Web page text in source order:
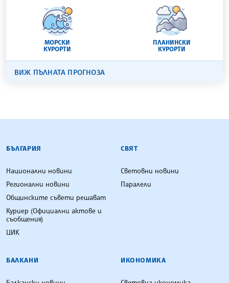
МОРСКИ
КУРОРТИ
ПЛАНИНСКИ
КУРОРТИ
ВИЖ ПЪЛНАТА ПРОГНОЗА
БЪЛГАРСКА ТЕЛЕГРАФНА АГЕНЦИЯ
БЪЛГАРИЯ
Национални новини
Регионални новини
Общинските съвети решават
Куриер (Официални актове и
съобщения)
ЦИК
СВЯТ
Световни новини
Паралели
БАЛКАНИ ИКОНОМИКА